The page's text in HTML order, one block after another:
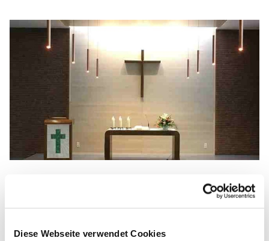
Diese Webseite verwendet Cookies